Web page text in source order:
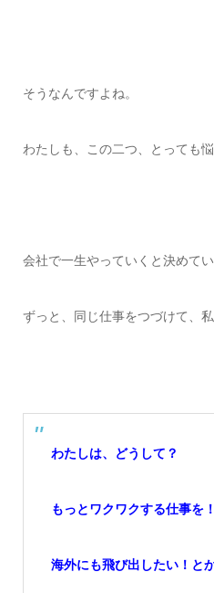
そうなんですよね。
わたしも、この二つ、 とっても
会社で一生やっていくと決めて
ずっと、同じ仕事をつづけて、
わたしは、どうして？
もっとワクワクする仕事を！
海外にも飛び出したい！とか